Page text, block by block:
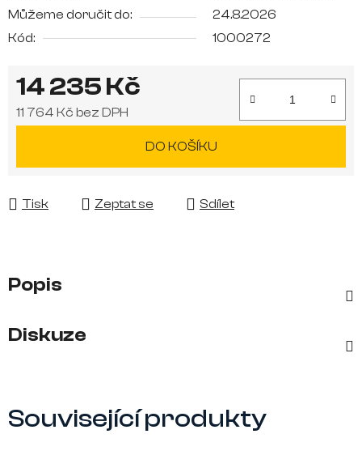
Můžeme doručit do:
24.8.2026
Kód:
1000272
14 235 Kč
11 764 Kč bez DPH
DO KOŠÍKU
Tisk Zeptat se Sdílet
Popis
Diskuze
Související produkty